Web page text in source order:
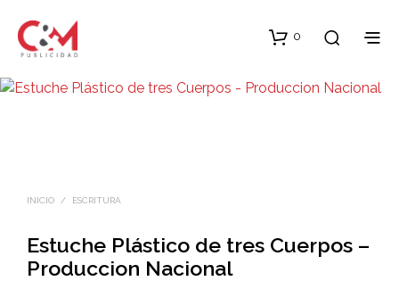
0
INICIO / ESCRITURA
Estuche Plástico de tres Cuerpos –
Produccion Nacional